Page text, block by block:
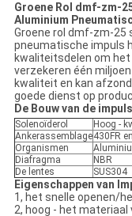
Groene Rol dmf-zm-
Aluminium
Groene rol dmf-zm-25
pneumatische impuls
kwaliteitsdelen om
verzekeren één
kwaliteit en kan
goede dienst op
De Bouw van de
Solenoïderol
Hoog -
Ankerassemblage430FR
Organismen
Diafragma
NBR
De lentes
SUS304
Eigenschappen van
1, het snelle openen/
2, hoog - het